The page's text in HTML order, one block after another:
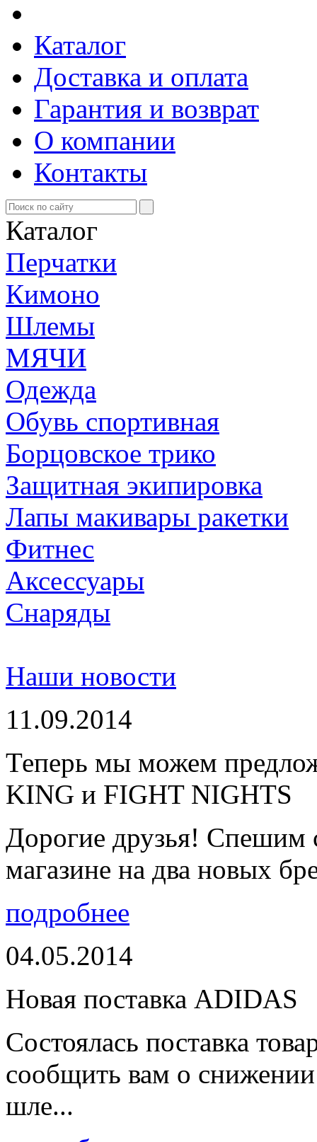
Каталог
Доставка и оплата
Гарантия и возврат
О компании
Контакты
Каталог
Перчатки
Кимоно
Шлемы
МЯЧИ
Одежда
Обувь спортивная
Борцовское трико
Защитная экипировка
Лапы макивары ракетки
Фитнес
Аксессуары
Снаряды
Наши новости
11.09.2014
Теперь мы можем
KING и FIGHT NIGHTS
Дорогие друзья! Спешим
магазине на два новых
подробнее
04.05.2014
Новая поставка ADIDAS
Состоялась поставка
сообщить вам о
шле...